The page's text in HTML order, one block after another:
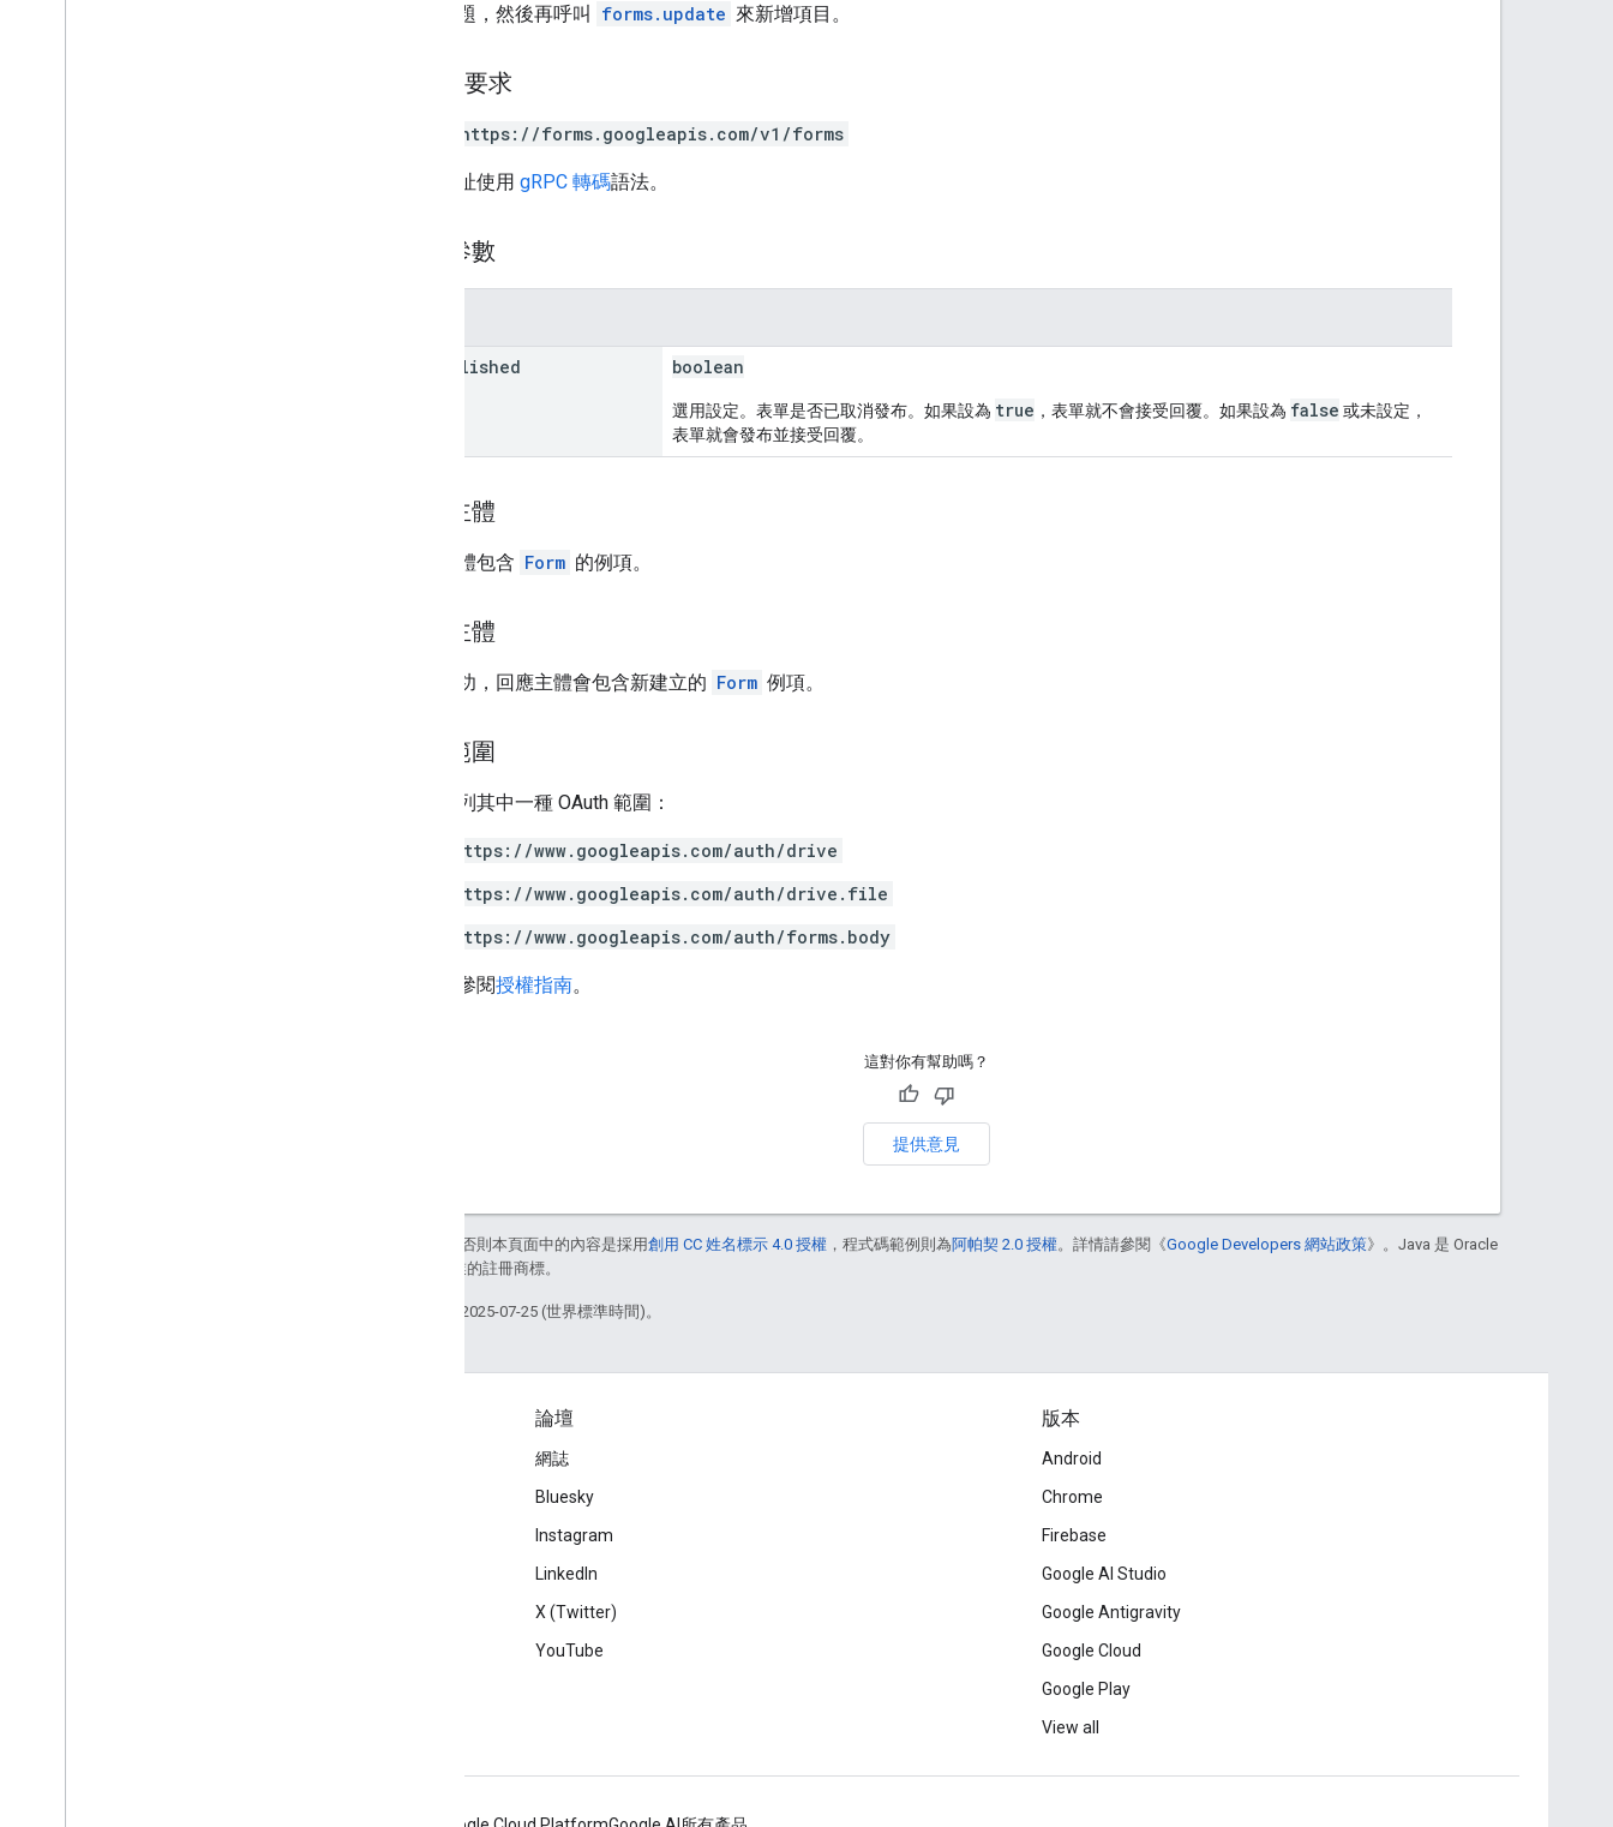
文件標題，然後再呼叫
forms.update 來新增項目。
HTTP 要求
POST https://forms.googleapis.com/v1/forms
這個網址使用 gRPC 轉碼語法。
查詢參數
unpublished boolean
選用設定。表單是否已取消發布。如果設為 true ，表單就不會接受回覆。如果設為 false 或未設定，
表單就會發布並接受回覆。
要求主體
要求主體包含 Form 的例項。
回應主體
如果成功，回應主體會包含新建立的 Form 例項。
授權範圍
需要下列其中一種 OAuth 範圍：
https://www.googleapis.com/auth/drive
https://www.googleapis.com/auth/drive.file
https://www.googleapis.com/auth/forms.body
詳情請參閱授權指南。
這對你有幫助嗎？
提供意見
除非另有註明，否則本頁面中的內容是採用創用 CC 姓名標示 4.0 授權 ，程式碼範例則為阿帕契 2.0 授權。詳情請參閱《Google Developers 網站政策》。Java 是 Oracle
和/或其關聯企業的註冊商標。
上次更新時間：2025-07-25 (世界標準時間)。
論壇
網誌
Bluesky
Instagram
LinkedIn
X (Twitter)
YouTube
版本
Android
Chrome
Firebase
Google AI Studio
Google Antigravity
Google Cloud
Google Play
View all